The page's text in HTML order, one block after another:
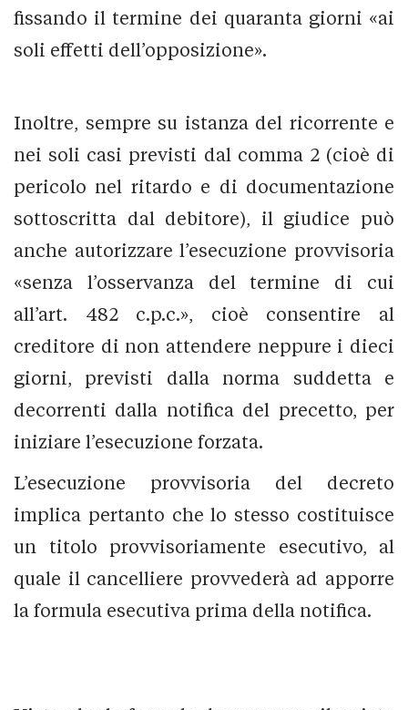
fissando il termine dei quaranta giorni «ai
soli effetti dell’opposizione».
Inoltre, sempre su istanza del ricorrente e
nei soli casi previsti dal comma 2 (cioè di
pericolo nel ritardo e di documentazione
sottoscritta dal debitore), il giudice può
anche autorizzare l’esecuzione provvisoria
«senza l’osservanza del termine di cui
all’art. 482 c.p.c.», cioè consentire al
creditore di non attendere neppure i dieci
giorni, previsti dalla norma suddetta e
decorrenti dalla notifica del precetto, per
iniziare l’esecuzione forzata.
L’esecuzione provvisoria del decreto
implica pertanto che lo stesso costituisce
un titolo provvisoriamente esecutivo, al
quale il cancelliere provvederà ad apporre
la formula esecutiva prima della notifica.